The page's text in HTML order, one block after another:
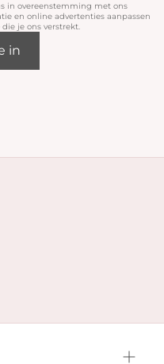
in overeenstemming met ons
en online advertenties aanpassen
je ons verstrekt.
in